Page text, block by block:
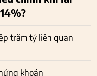
trăm tỷ liên quan
khoán